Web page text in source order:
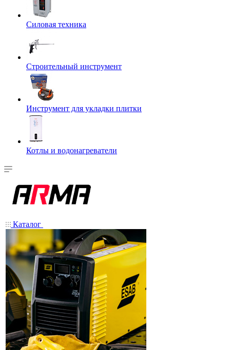
Силовая техника
Строительный инструмент
Инструмент для укладки плитки
Котлы и водонагреватели
Каталог